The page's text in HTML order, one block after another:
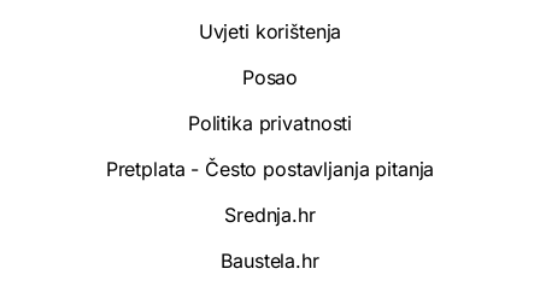
Uvjeti korištenja
Posao
Politika privatnosti
Pretplata - Često postavljanja pitanja
Srednja.hr
Baustela.hr